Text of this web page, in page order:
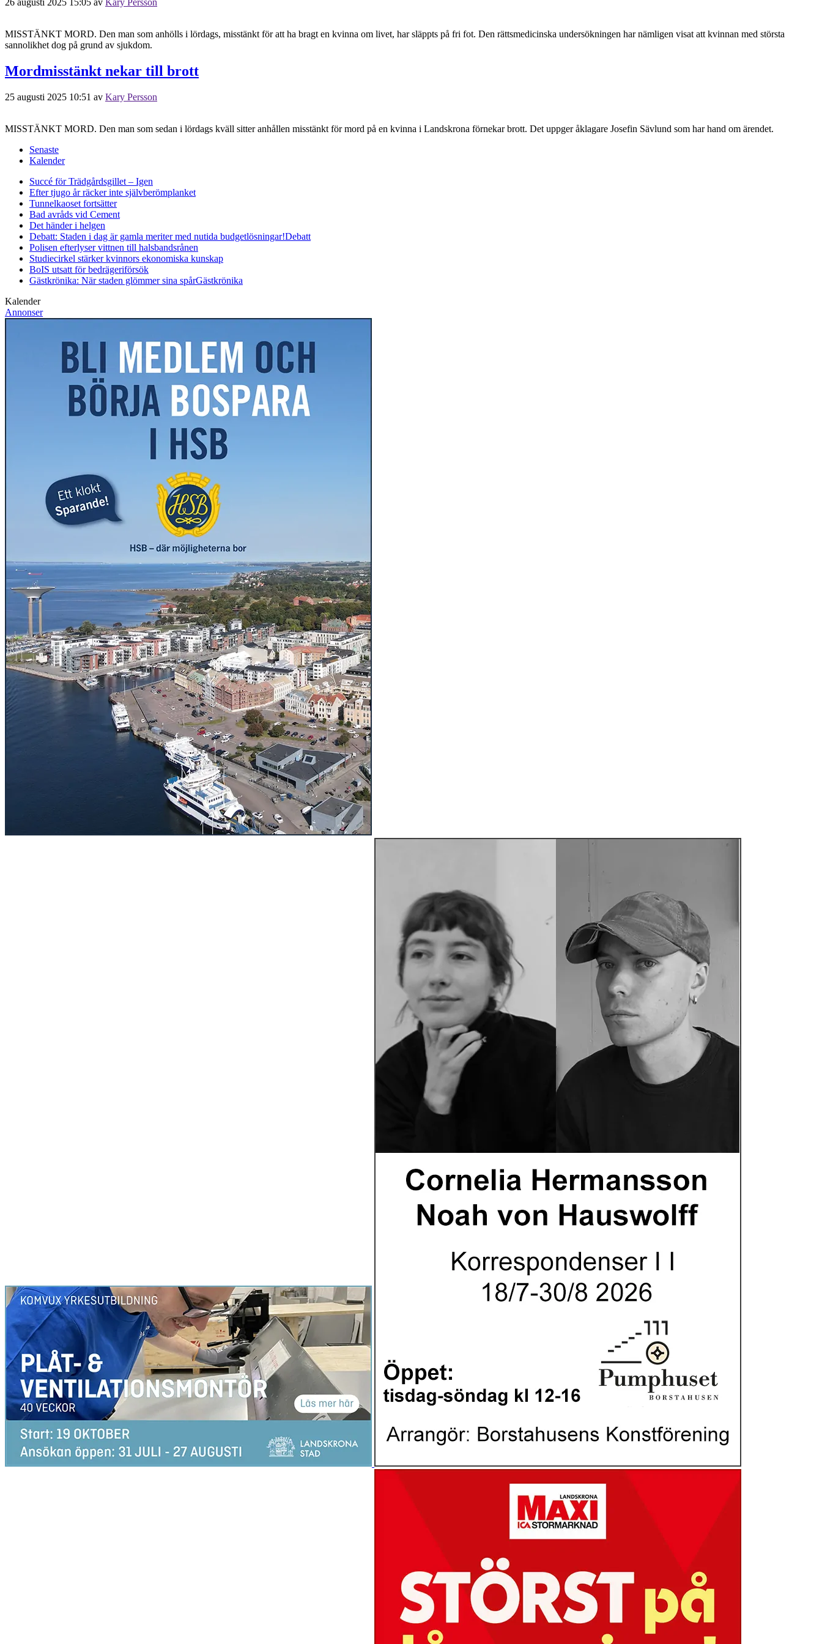
MISSTÄNKT MORD. Den man som anhölls i lördags, misstänkt för att ha bragt en kvinna om livet, har släppts på fri fot. Den rättsmedicinska undersökningen har nämligen visat att kvinnan med största
sannolikhet dog på grund av sjukdom.
Mordmisstänkt nekar till brott
25 augusti 2025 10:51 av Kary Persson
MISSTÄNKT MORD. Den man som sedan i lördags kväll sitter anhållen misstänkt för mord på en kvinna i Landskrona förnekar brott. Det uppger åklagare Josefin Sävlund som har hand om ärendet.
Senaste
Kalender
Succé för Trädgårdsgillet – Igen
Efter tjugo år räcker inte självberömplanket
Tunnelkaoset fortsätter
Bad avråds vid Cement
Det händer i helgen
Debatt: Staden i dag är gamla meriter med nutida budgetlösningar!Debatt
Polisen efterlyser vittnen till halsbandsrånen
Studiecirkel stärker kvinnors ekonomiska kunskap
BoIS utsatt för bedrägeriförsök
Gästkrönika: När staden glömmer sina spårGästkrönika
Kalender
Annonser